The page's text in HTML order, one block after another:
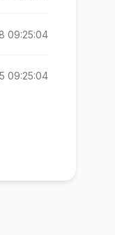
09:25:04
09:25:04